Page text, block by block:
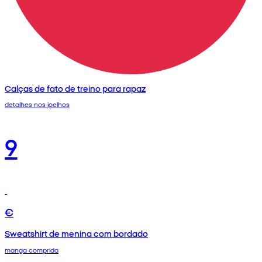
Calças de fato de treino para rapaz
detalhes nos joelhos
9
€
Sweatshirt de menina com bordado
manga comprida